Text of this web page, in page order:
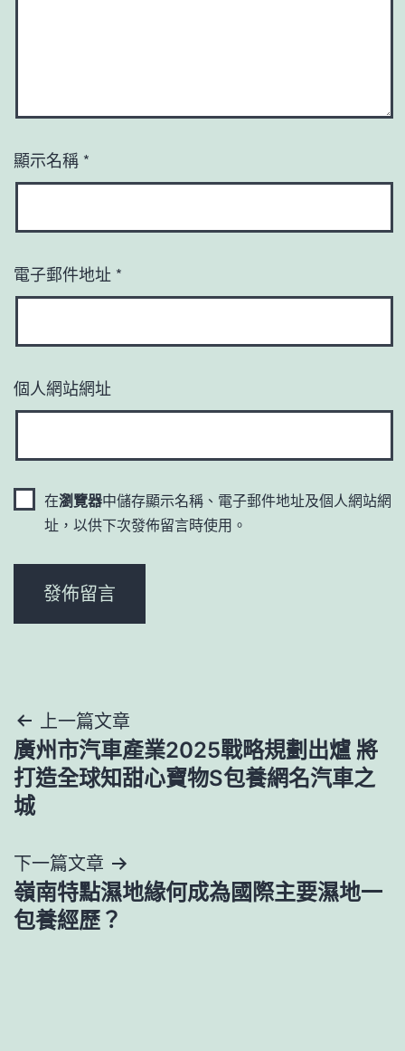
顯示名稱 *
電子郵件地址 *
個人網站網址
在瀏覽器中儲存顯示名稱、電子郵件地址及個人網站網
址，以供下次發佈留言時使用。
文
章
導
覽
上一篇文章
廣州市汽車產業2025戰略規劃出爐 將
打造全球知甜心寶物S包養網名汽車之
城
下一篇文章
嶺南特點濕地緣何成為國際主要濕地一
包養經歷？